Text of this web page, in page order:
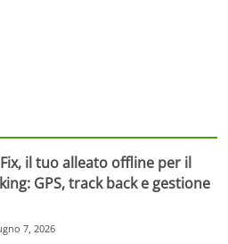
il tuo alleato offline per il
GPS, track back e gestione
7, 2026